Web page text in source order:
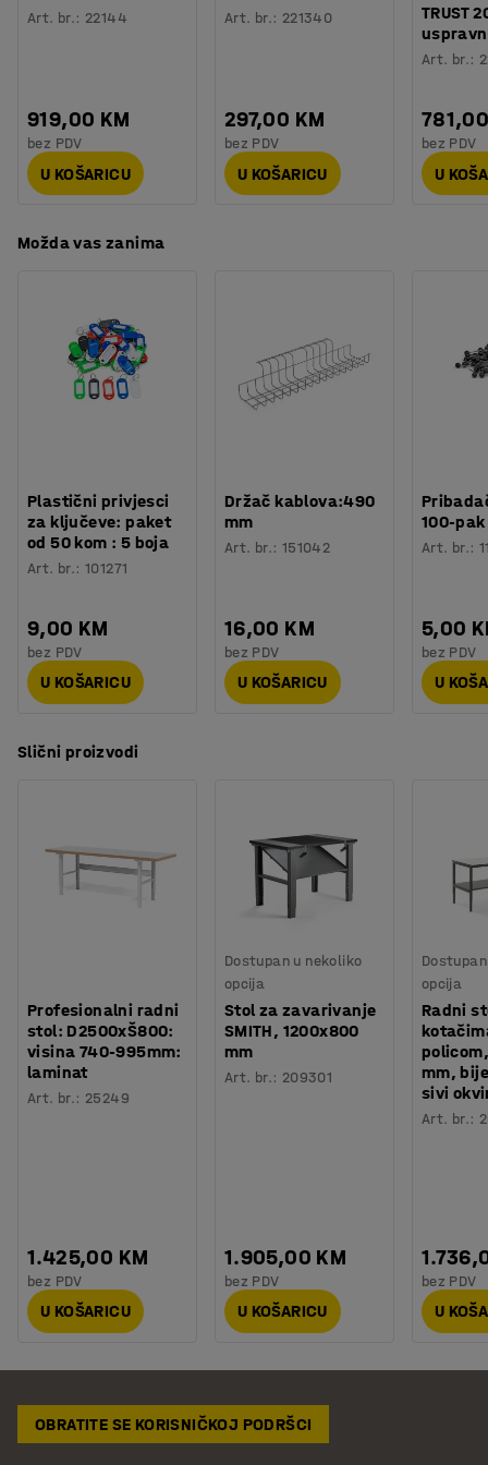
dodatke koji pomažu kod organiziranja radnog prostora.
Težina
79,45
Art. br.: 22144
919,00 KM
bez PDV
U KOŠARICU
Art. br.: 221340
297,00 KM
bez PDV
U KOŠARICU
TRUST
Art. br.:
bez PDV
U
Možda vas zanima
Plastični privjesci
za ključeve: paket
od 50 kom : 5 boja
Art. br.:101271
9,00 KM
bez PDV
U KOŠARICU
Držač kablova:490
mm
Art. br.: 151042
16,00 KM
bez PDV
U KOŠARICU
100-pak
Art. br.:
5,00
bez PDV
U
Slični proizvodi
Profesionalni radni
stol: D2500xŠ800:
visina 740-995mm:
laminat
Art. br.: 25249
1.425,00 KM
bez PDV
U KOŠARICU
Dostupan u nekoliko
opcija
Stol za zavarivanje
SMITH, 1200x800
mm
Art. br.: 209301
1.905,00 KM
bez PDV
U KOŠARICU
opcija
Radni
mm,
sivi
Art. br.:
bez PDV
U
OBRATITE SE KORISNIČKOJ PODRŠCI